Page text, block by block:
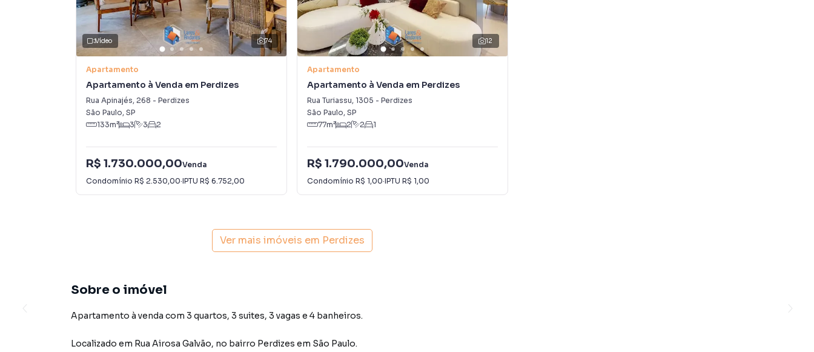
74
Vídeo
Apartamento
Apartamento à Venda em Perdizes
Rua Apinajés, 268 - Perdizes
São Paulo, SP
133m² 3 3 2
R$ 1.730.000,00Venda
Condomínio R$ 2.530,00·IPTU R$ 6.752,00
12
Apartamento
Apartamento à Venda em Perdizes
Rua Turiassu, 1305 - Perdizes
São Paulo, SP
77m² 2 2 1
R$ 1.790.000,00Venda
Condomínio R$ 1,00·IPTU R$ 1,00
Ver mais imóveis em Perdizes
Sobre o imóvel
Apartamento à venda com 3 quartos, 3 suites, 3 vagas e 4 banheiros.
Localizado em Rua Airosa Galvão, no bairro Perdizes em São Paulo.